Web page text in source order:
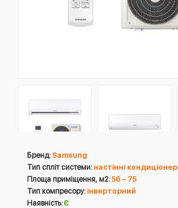
Бренд: Samsung
Тип спліт системи: настінні кондиціонер
Площа приміщення, м2:56 – 75
Тип компресору: інверторний
Наявність:Є